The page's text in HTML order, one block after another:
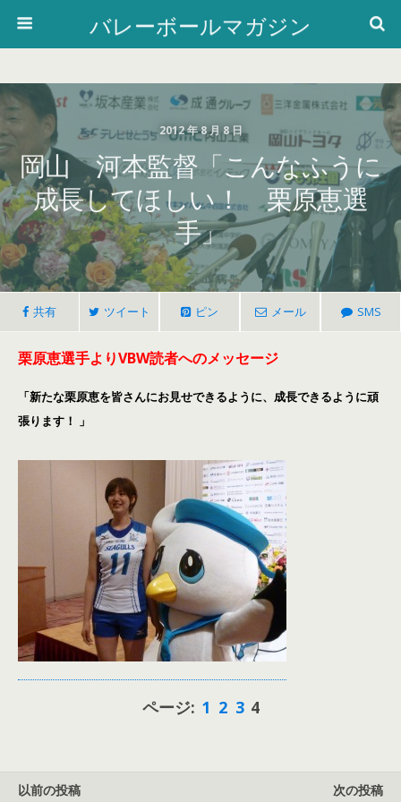
バレーボールマガジン
2012 年 8 月 8 日
岡山 河本監督「こんなふうに
成長してほしい！ 栗原恵選
手」
共有 ツイート ピン メール SMS
栗原恵選手よりVBW読者へのメッセージ
「新たな栗原恵を皆さんにお見せできるように、成長できるように頑
張ります！ 」
ページ: 1 2 3 4
以前の投稿 次の投稿